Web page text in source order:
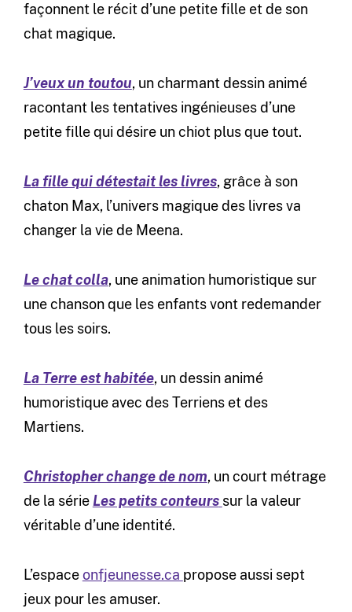
façonnent le récit d’une petite fille et de son
chat magique.
J’veux un toutou, un charmant dessin animé
racontant les tentatives ingénieuses d’une
petite fille qui désire un chiot plus que tout.
La fille qui détestait les livres, grâce à son
chaton Max, l’univers magique des livres va
changer la vie de Meena.
Le chat colla, une animation humoristique sur
une chanson que les enfants vont redemander
tous les soirs.
La Terre est habitée, un dessin animé
humoristique avec des Terriens et des
Martiens.
Christopher change de nom, un court métrage
de la série Les petits conteurs sur la valeur
véritable d’une identité.
L’espaceonfjeunesse.ca propose aussi sept
jeux pour les amuser.